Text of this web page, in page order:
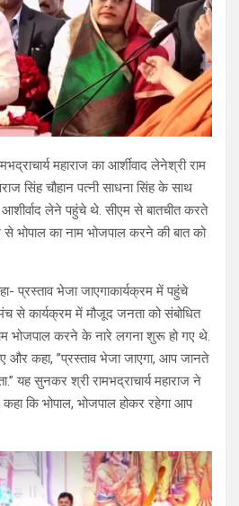
महाराज का आर्शीवाद लेनेश्री राम
सिंह चौहान पत्नी साधना सिंह के साथ
आशीर्वाद लेने पहुंचे थे. सीएम से बातचीत करते
भोपाल का नाम भोजपाल करने की बात को
प्रस्ताव भेजा जाएगाकार्यक्रम में पहुंचे
से कार्यक्रम में मौजूद जनता को संबोधित
भोजपाल करने के नारे लगना शुरू हो गए थे.
और कहा, ”प्रस्ताव भेजा जाएगा, आप जानते
यह सुनकर श्री रामभद्राचार्य महाराज ने
कि भोपाल, भोजपाल होकर रहेगा आप